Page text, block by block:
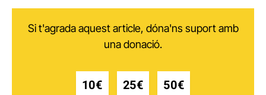
Si t'agrada aquest article, dóna'ns suport amb
una donació.
10€ 25€ 50€